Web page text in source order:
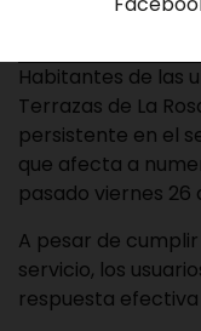
Habitantes de las
Terrazas de La
persistente en el
que afecta a
pasado viernes
A pesar de
servicio, los
respuesta